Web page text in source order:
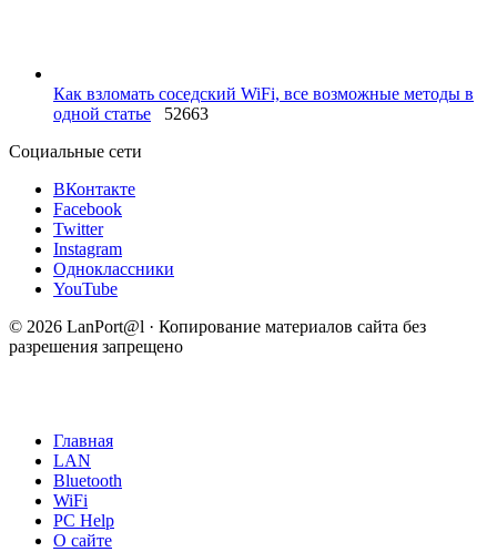
Как взломать соседский WiFi, все возможные методы в
одной статье 52663
Социальные сети
ВКонтакте
Facebook
Twitter
Instagram
Одноклассники
YouTube
© 2026 LanPort@l · Копирование материалов сайта без
разрешения запрещено
Главная
LAN
Bluetooth
WiFi
PC Help
О сайте